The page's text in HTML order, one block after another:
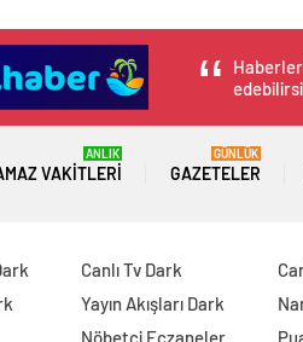
VAKITLERI
ANLIK
GAZETELER
GÜNLÜK
Canlı Tv Dark
Yayın Akışları Dark
Nöbetçi Eczaneler